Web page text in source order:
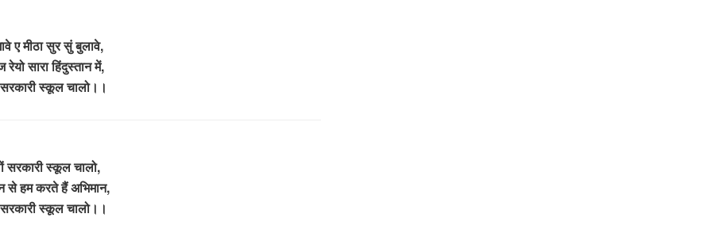
ए मीठा सुर सुं बुलावे,
सारा हिंदुस्तान में,
सरकारी स्कूल चालो।।
सरकारी स्कूल चालो,
से हम करते हैं अभिमान,
सरकारी स्कूल चालो।।